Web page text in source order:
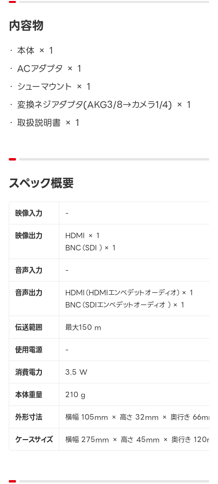
内容物
本体 × 1
ACアダプタ × 1
シューマウント × 1
変換ネジアダプタ(AKG3/8→カメラ1/4) × 1
取扱説明書 × 1
スペック概要
映像入力
-
映像出力
HDMI × 1
BNC（SDI ）× 1
音声入力
-
音声出力
HDMI（HDMIエンベデットオーディオ）× 1
BNC（SDIエンベデットオーディオ ）× 1
伝送範囲
最大150 m
使用電源
-
消費電力
3.5 W
本体重量
210 g
外形寸法
横幅 105mm × 高さ 32mm × 奥行き 66mm
ケースサイズ
横幅 275mm × 高さ 45mm × 奥行き